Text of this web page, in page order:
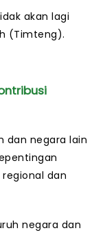
akan lagi
(Timteng).
dan negara lain
dan
negara dan